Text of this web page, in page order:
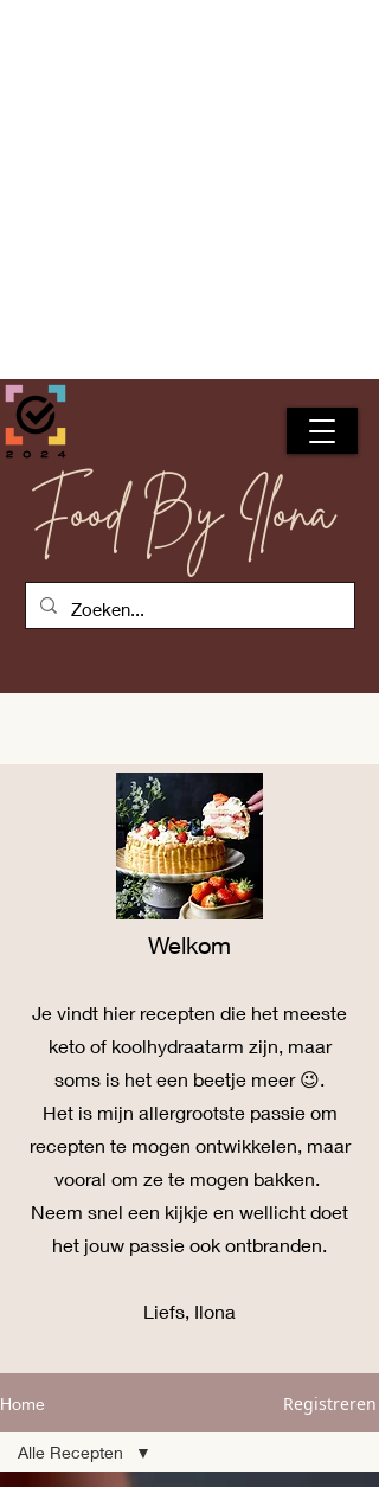
Food By Ilona
Welkom
Je vindt hier recepten die het meeste
keto of koolhydraatarm zijn, maar
soms is het een beetje meer 😉.
Het is mijn allergrootste passie om
recepten te mogen ontwikkelen, maar
vooral om ze te mogen bakken.
Neem snel een kijkje en wellicht doet
het jouw passie ook ontbranden.
Liefs, Ilona
Home Registreren
Alle Recepten